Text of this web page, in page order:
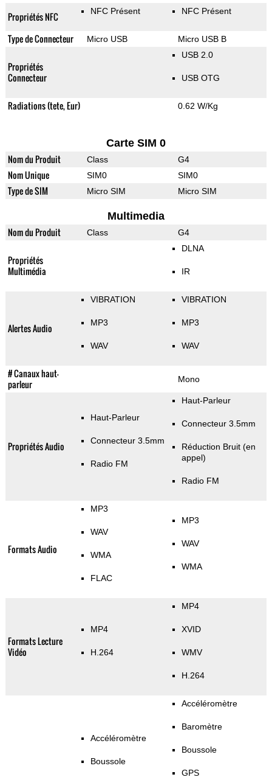
Propriétés NFC NFC Présent NFC Présent
Type de Connecteur Micro USB Micro USB B
Propriétés
Connecteur
USB 2.0
USB OTG
Radiations (tete, Eur) 0.62 W/Kg
Carte SIM 0
Nom du Produit Class G4
Nom Unique SIM0 SIM0
Type de SIM Micro SIM Micro SIM
Multimedia
Nom du Produit Class G4
Propriétés
Multimédia
DLNA
IR
Alertes Audio
VIBRATION
MP3
WAV
VIBRATION
MP3
WAV
# Canaux haut-
parleur
Mono
Propriétés Audio
Haut-Parleur
Connecteur 3.5mm
Radio FM
Haut-Parleur
Connecteur 3.5mm
Réduction Bruit (en
appel)
Radio FM
Formats Audio
MP3
WAV
WMA
FLAC
MP3
WAV
WMA
Formats Lecture
Vidéo
MP4
H.264
MP4
XVID
WMV
H.264
Accéléromètre
Boussole
Accéléromètre
Baromètre
Boussole
GPS